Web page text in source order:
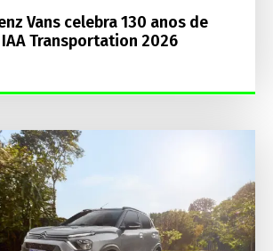
Vans celebra 130 anos de
Transportation 2026